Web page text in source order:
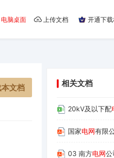
电脑桌面 上传文档 开通下
文档 相关文档
20kV及以下配
国家电网有限公司
03 南方电网公